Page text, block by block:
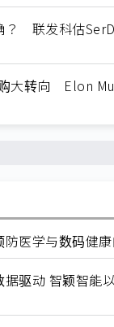
？ 联发科估
大转向 Elon
医学与数码健
据驱动 智颖智能